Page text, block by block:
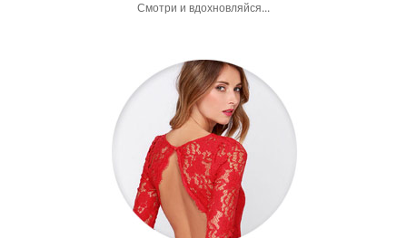
Смотри и вдохновляйся...